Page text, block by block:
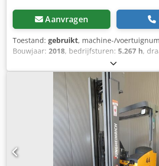
Aanvragen
Toestand: gebruikt, machine-/
Bouwjaar: 2018, bedrijfsturen: 5.267 h,
5.810 mm
ladingzwaartepunt:600 mm,
triplex , bouwhoogte:
batterijspanning: 48 V , vorklengte:
totaalgewicht:3.586 kg, Uitrusting:cabine
Cjdpfey H Tzzsx Acaoha Serienummer:
Accugegevens: 48V 4EPzS 620Ah, bouwjaar: